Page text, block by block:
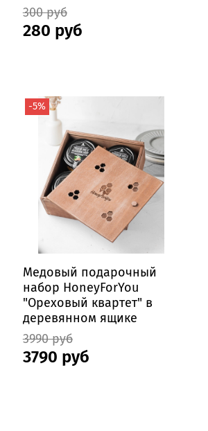
300 руб
280 руб
-5%
Медовый подарочный
набор HoneyForYou
"Ореховый квартет" в
деревянном ящике
3990 руб
3790 руб